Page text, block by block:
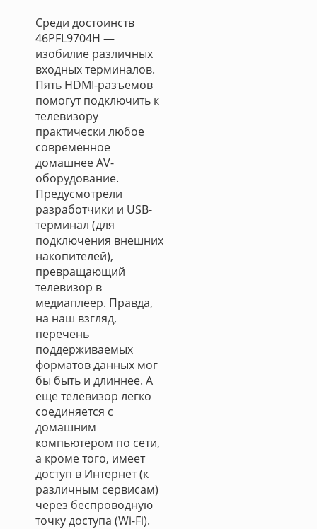
Среди достоинств
46PFL9704H —
изобилие различных
входных терминалов.
Пять HDMI-разъемов
помогут подключить к
телевизору
практически любое
современное
домашнее AV-
оборудование.
Предусмотрели
разработчики и USB-
терминал (для
подключения внешних
накопителей),
превращающий
телевизор в
медиаплеер. Правда,
на наш взгляд,
перечень
поддерживаемых
форматов данных мог
бы быть и длиннее. А
еще телевизор легко
соединяется с
домашним
компьютером по сети,
а кроме того, имеет
доступ в Интернет (к
различным сервисам)
через беспроводную
точку доступа (Wi-Fi).